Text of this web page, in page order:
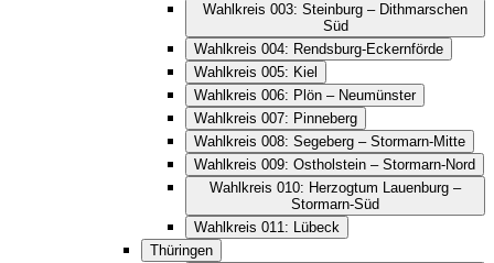
Wahlkreis 003: Steinburg – Dithmarschen
Süd
Wahlkreis 004: Rendsburg-Eckernförde
Wahlkreis 005: Kiel
Wahlkreis 006: Plön – Neumünster
Wahlkreis 007: Pinneberg
Wahlkreis 008: Segeberg – Stormarn-Mitte
Wahlkreis 009: Ostholstein – Stormarn-Nord
Wahlkreis 010: Herzogtum Lauenburg –
Stormarn-Süd
Wahlkreis 011: Lübeck
Thüringen